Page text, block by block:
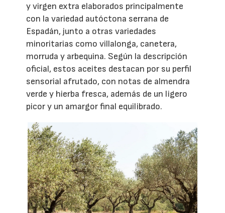
y virgen extra elaborados principalmente
con la variedad autóctona serrana de
Espadán, junto a otras variedades
minoritarias como villalonga, canetera,
morruda y arbequina. Según la descripción
oficial, estos aceites destacan por su perfil
sensorial afrutado, con notas de almendra
verde y hierba fresca, además de un ligero
picor y un amargor final equilibrado.